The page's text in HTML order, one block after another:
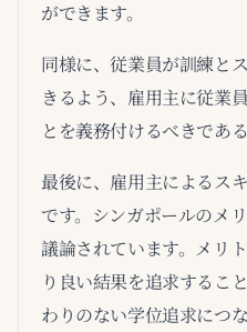
ができます。
同様に、従業員が訓練と
きるよう、雇用主に従業
とを義務付けるべきであ
最後に、雇用主によるス
です。シンガポールのメ
議論されています。メリ
り良い結果を追求するこ
わりのない学位追求につ